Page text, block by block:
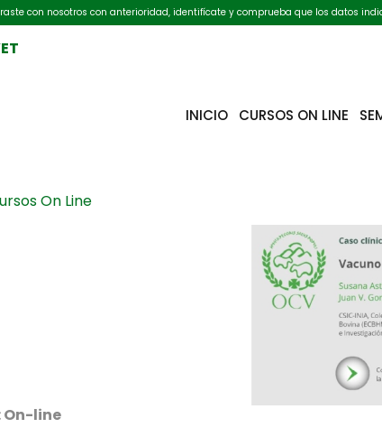
con nosotros con anterioridad, identifícate y comprueba que los datos
INICIO CURSOS ON LINE
On Line
line